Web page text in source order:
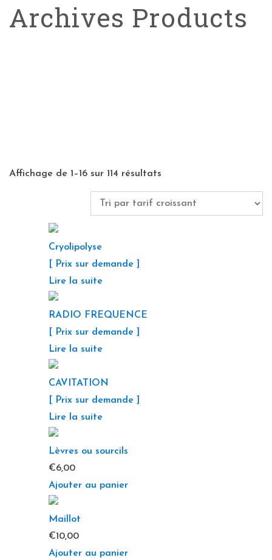
Archives Products
Affichage de 1–16 sur 114 résultats
Cryolipolyse
[ Prix sur demande ]
Lire la suite
RADIO FREQUENCE
[ Prix sur demande ]
Lire la suite
CAVITATION
[ Prix sur demande ]
Lire la suite
Lèvres ou sourcils
€6,00
Ajouter au panier
Maillot
€10,00
Ajouter au panier